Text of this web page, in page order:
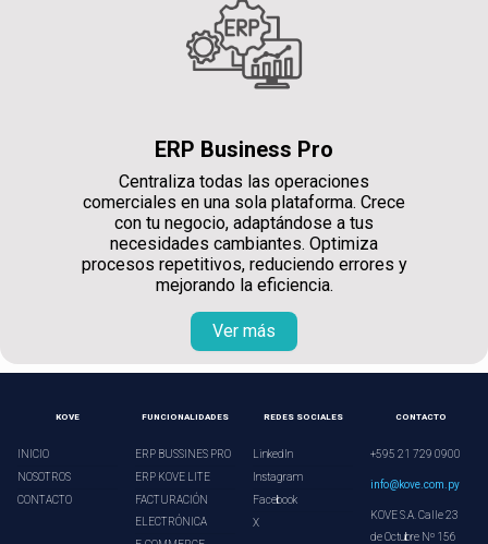
ERP Business Pro
Centraliza todas las operaciones
comerciales en una sola plataforma. Crece
con tu negocio, adaptándose a tus
necesidades cambiantes. Optimiza
procesos repetitivos, reduciendo errores y
mejorando la eficiencia.
Ver más
KOVE
INICIO
NOSOTROS
CONTACTO
FUNCIONALIDADES
ERP BUSSINES PRO
ERP KOVE LITE
FACTURACIÓN
ELECTRÓNICA
REDES SOCIALES
LinkedIn
Instagram
Facebook
X
CONTACTO
+595 21 729 0900
info@kove.com.py
KOVE S.A. Calle 23
de Octubre Nº 156